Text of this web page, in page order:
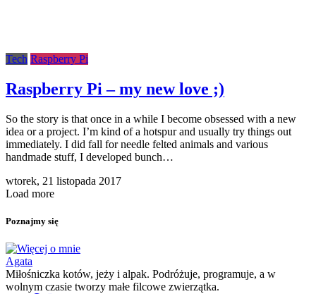
Tech Raspberry Pi
Raspberry Pi – my new love ;)
So the story is that once in a while I become obsessed with a new
idea or a project. I’m kind of a hotspur and usually try things out
immediately. I did fall for needle felted animals and various
handmade stuff, I developed bunch…
wtorek, 21 listopada 2017
Load more
Poznajmy się
Agata
Miłośniczka kotów, jeży i alpak. Podróżuje, programuje, a w
wolnym czasie tworzy małe filcowe zwierzątka.